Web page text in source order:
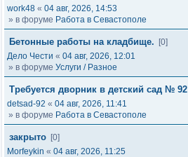
work48 « 04 авг, 2026, 14:53
» в форуме Работа в Севастополе
Бетонные работы на кладбище.
[0]
Дело Чести « 04 авг, 2026, 12:01
» в форуме Услуги / Разное
Требуется дворник в детский сад № 92
detsad-92 « 04 авг, 2026, 11:41
» в форуме Работа в Севастополе
закрыто [0]
Morfeykin « 04 авг, 2026, 11:25